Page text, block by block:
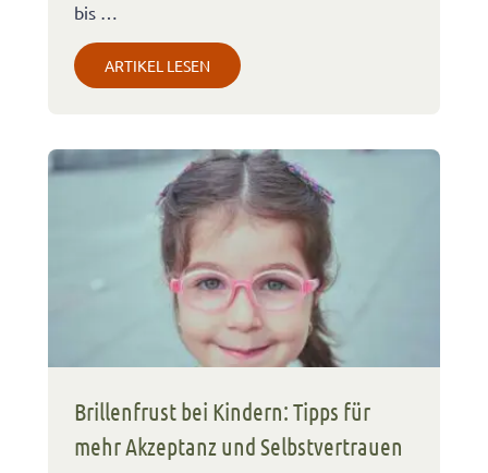
bis …
ARTIKEL LESEN
Brillenfrust bei Kindern: Tipps für
mehr Akzeptanz und Selbstvertrauen